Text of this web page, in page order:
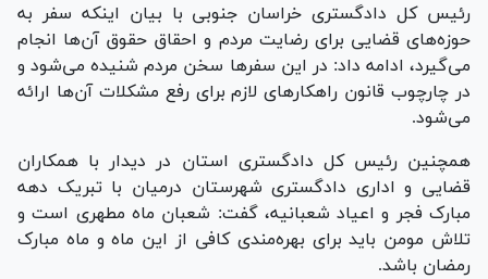
رئیس کل دادگستری خراسان جنوبی با بیان اینکه سفر به
حوزه‌های قضایی برای رضایت مردم و احقاق حقوق آن‌ها انجام
می‌گیرد، ادامه داد: در این سفر‌ها سخن مردم شنیده می‌شود و
در چارچوب قانون راهکار‌های لازم برای رفع مشکلات آن‌ها ارائه
می‌شود.
همچنین رئیس کل دادگستری استان در دیدار با همکاران
قضایی و اداری دادگستری شهرستان درمیان با تبریک دهه
مبارک فجر و اعیاد شعبانیه، گفت: شعبان ماه مطهری است و
تلاش مومن باید برای بهره‌مندی کافی از این ماه و ماه مبارک
رمضان باشد.